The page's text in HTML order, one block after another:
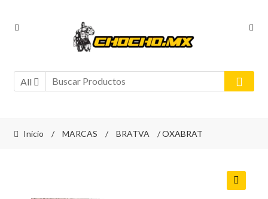
Ir
Ir
All
Inicio / MARCAS / BRATVA / OXABRAT